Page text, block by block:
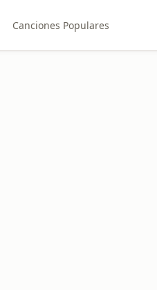
Canciones Populares